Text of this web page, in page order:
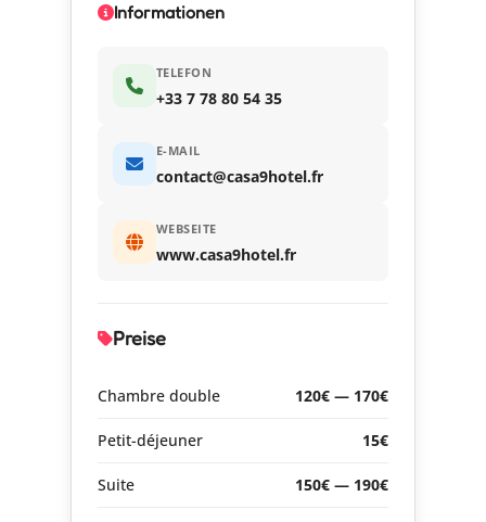
Informationen
TELEFON
+33 7 78 80 54 35
E-MAIL
contact@casa9hotel.fr
WEBSEITE
www.casa9hotel.fr
Preise
Chambre double 120€ — 170€
Petit-déjeuner 15€
Suite 150€ — 190€